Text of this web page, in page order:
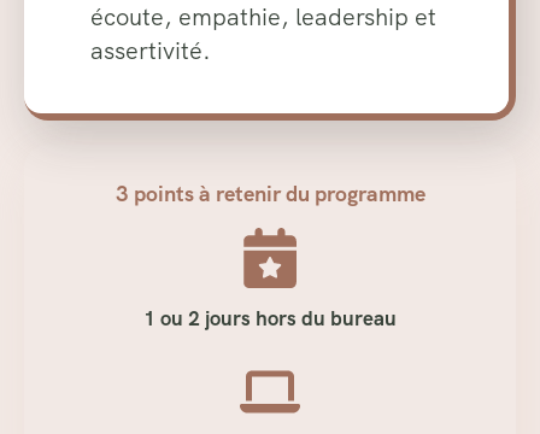
écoute, empathie, leadership et
assertivité.
3 points à retenir du programme
1 ou 2 jours hors du bureau